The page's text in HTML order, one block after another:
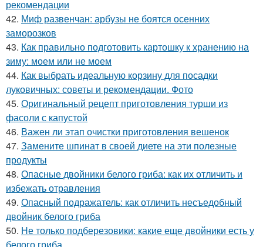
рекомендации
42. Миф развенчан: арбузы не боятся осенних
заморозков
43. Как правильно подготовить картошку к хранению на
зиму: моем или не моем
44. Как выбрать идеальную корзину для посадки
луковичных: советы и рекомендации. Фото
45. Оригинальный рецепт приготовления турши из
фасоли с капустой
46. Важен ли этап очистки приготовления вешенок
47. Замените шпинат в своей диете на эти полезные
продукты
48. Опасные двойники белого гриба: как их отличить и
избежать отравления
49. Опасный подражатель: как отличить несъедобный
двойник белого гриба
50. Не только подберезовики: какие еще двойники есть у
белого гриба